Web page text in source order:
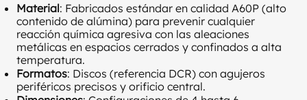
Material: Fabricados estándar en calidad A60P (alto
contenido de alúmina) para prevenir cualquier
reacción química agresiva con las aleaciones
metálicas en espacios cerrados y confinados a alta
temperatura.
Formatos: Discos (referencia DCR) con agujeros
periféricos precisos y orificio central.